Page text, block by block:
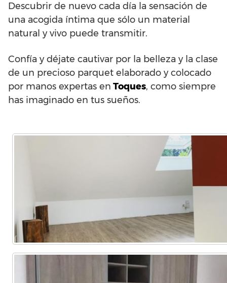
Descubrir de nuevo cada día la sensación de
una acogida íntima que sólo un material
natural y vivo puede transmitir.
Confía y déjate cautivar por la belleza y la clase
de un precioso parquet elaborado y colocado
por manos expertas en Toques, como siempre
has imaginado en tus sueños.